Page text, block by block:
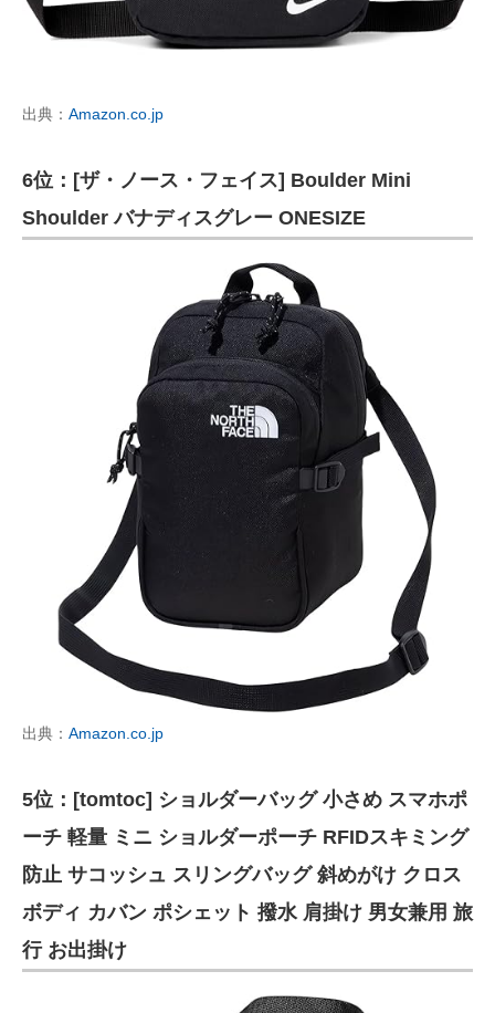
出典： Amazon.co.jp
6位：[ザ・ノース・フェイス] Boulder Mini
Shoulder バナディスグレー ONESIZE
出典： Amazon.co.jp
5位：[tomtoc] ショルダーバッグ 小さめ スマホポ
ーチ 軽量 ミニ ショルダーポーチ RFIDスキミング
防止 サコッシュ スリングバッグ 斜めがけ クロス
ボディ カバン ポシェット 撥水 肩掛け 男女兼用 旅
行 お出掛け